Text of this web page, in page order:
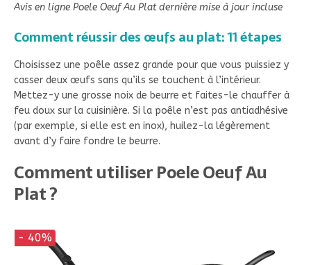
Avis en ligne Poele Oeuf Au Plat dernière mise à jour incluse
Comment réussir des œufs au plat: 11 étapes
Choisissez une poêle assez grande pour que vous puissiez y
casser deux œufs sans qu’ils se touchent à l’intérieur.
Mettez-y une grosse noix de beurre et faites-le chauffer à
feu doux sur la cuisinière. Si la poêle n’est pas antiadhésive
(par exemple, si elle est en inox), huilez-la légèrement
avant d’y faire fondre le beurre.
Comment utiliser Poele Oeuf Au
Plat ?
- 40%